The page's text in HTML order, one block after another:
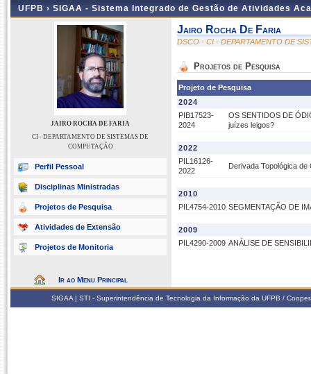
UFPB › SIGAA - Sistema Integrado de Gestão de Atividades
JAIRO ROCHA DE FARIA
CI - DEPARTAMENTO DE SISTEMAS DE
COMPUTAÇÃO
Perfil Pessoal
Disciplinas Ministradas
Projetos de Pesquisa
Atividades de Extensão
Projetos de Monitoria
Ir ao Menu Principal
Jairo Rocha De Faria
DSCO - CI - DEPARTAMENTO DE
Projetos de Pesquisa
Projeto de Pesquisa
2024
PIB17523-
2024
OS SENTIDOS DE
juízes leigos?
2022
PIL16126-
2022
Derivada Topológica
2010
PIL4754-2010 SEGMENTAÇÃO DE
2009
PIL4290-2009 ANÁLISE DE
SIGAA | STI - Superintendência de Tecnologia da Informação da UFPB /